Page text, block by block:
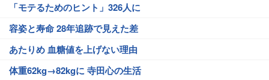
「モテるためのヒント」326人に
容姿と寿命 28年追跡で見えた差
あたりめ 血糖値を上げない理由
体重62kg→82kgに 寺田心の生活